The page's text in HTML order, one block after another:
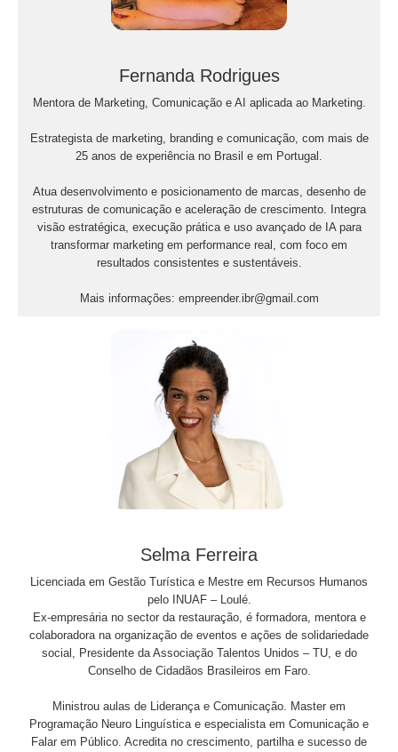
Fernanda Rodrigues
Mentora de Marketing, Comunicação e AI aplicada ao Marketing.
Estrategista de marketing, branding e comunicação, com mais de
25 anos de experiência no Brasil e em Portugal.
Atua desenvolvimento e posicionamento de marcas, desenho de
estruturas de comunicação e aceleração de crescimento. Integra
visão estratégica, execução prática e uso avançado de IA para
transformar marketing em performance real, com foco em
resultados consistentes e sustentáveis.
Mais informações: empreender.ibr@gmail.com
Selma Ferreira
Licenciada em Gestão Turística e Mestre em Recursos Humanos
pelo INUAF – Loulé.
Ex-empresária no sector da restauração, é formadora, mentora e
colaboradora na organização de eventos e ações de solidariedade
social, Presidente da Associação Talentos Unidos – TU, e do
Conselho de Cidadãos Brasileiros em Faro.
Ministrou aulas de Liderança e Comunicação. Master em
Programação Neuro Linguística e especialista em Comunicação e
Falar em Público. Acredita no crescimento, partilha e sucesso de